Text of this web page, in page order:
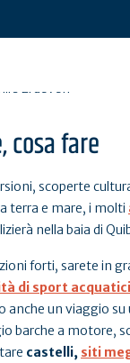
cosa fare
scoperte
terra e mare, i molti
nella baia di
forti, sarete in
di sport acquatici
un viaggio su
barche a motore,
castelli, siti